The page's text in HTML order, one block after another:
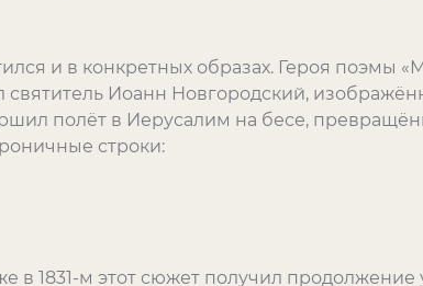
и в конкретных образах. Героя поэмы
святитель Иоанн Новгородский,
полёт в Иерусалим на бесе,
строки:
в 1831-м этот сюжет получил продолжение